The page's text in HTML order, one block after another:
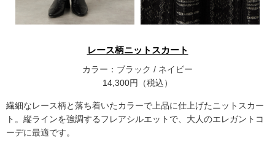
レース柄ニットスカート
カラー： ブラック / ネイビー
14,300円（税込）
繊細なレース柄と落ち着いたカラーで上品に仕上げたニットスカー
ト。縦ラインを強調するフレアシルエットで、大人のエレガントコ
ーデに最適です。